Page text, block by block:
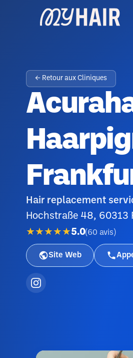
← Retour aux Cliniques
Hair replacement
Hochstraße 48, 60313
★★★★★5.0(60 avis )
Site Web